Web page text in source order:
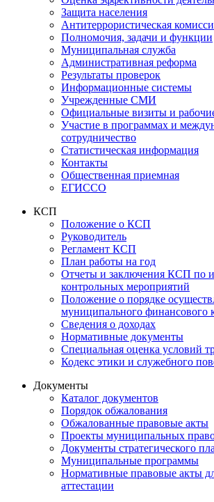
Защита населения
Антитеррористическая
Полномочия, задачи и функции
Муниципальная служба
Административная реформа
Результаты проверок
Информационные системы
Учрежденные СМИ
Официальные визиты и
Участие в программах и
сотрудничество
Статистическая информация
Контакты
Общественная приемная
ЕГИССО
КСП
Положение о КСП
Руководитель
Регламент КСП
План работы на год
Отчеты и заключения КСП по
контрольных мероприятий
Положение о порядке
муниципального финансового
Сведения о доходах
Нормативные документы
Специальная оценка условий
Кодекс этики и служебного
Документы
Каталог документов
Порядок обжалования
Обжалованные правовые акты
Проекты муниципальных
Документы стратегического
Муниципальные программы
Нормативные правовые акты
аттестации